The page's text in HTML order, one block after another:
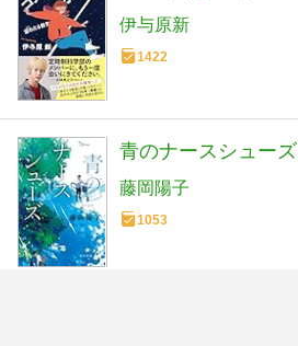
伊与原新
1422
青のナースシューズ
藤岡陽子
1053